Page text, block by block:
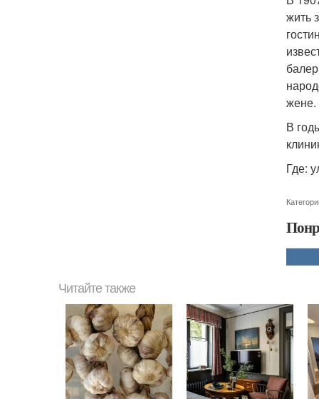
жить
жене.
В
Где:
Читайте также